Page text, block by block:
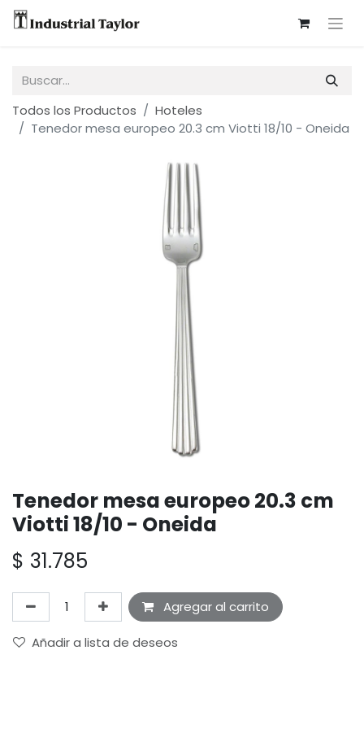
Todos los Productos
Hoteles
Tenedor mesa europeo 20.3 cm Viotti 18/10 - Oneida
Tenedor mesa europeo 20.3 cm
Viotti 18/10 - Oneida
$ 31.785
Agregar al carrito
Añadir a lista de deseos